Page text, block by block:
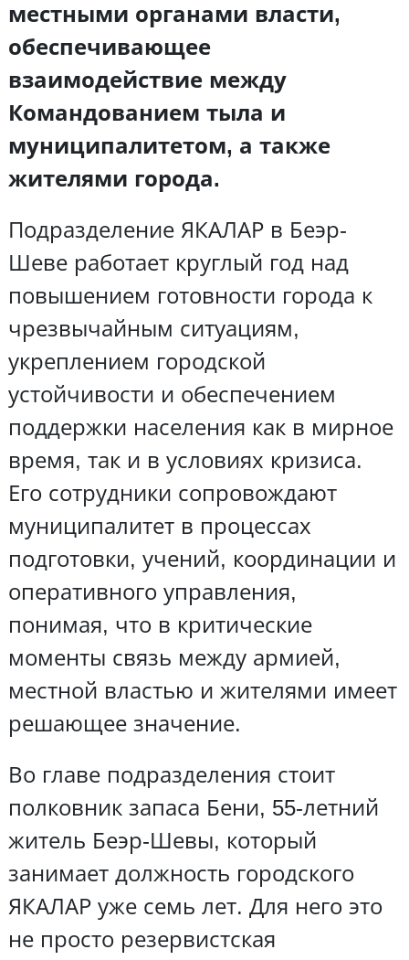
местными органами власти,
обеспечивающее
взаимодействие между
Командованием тыла и
муниципалитетом, а также
жителями города.
Подразделение ЯКАЛАР в Беэр-
Шеве работает круглый год над
повышением готовности города к
чрезвычайным ситуациям,
укреплением городской
устойчивости и обеспечением
поддержки населения как в мирное
время, так и в условиях кризиса.
Его сотрудники сопровождают
муниципалитет в процессах
подготовки, учений, координации и
оперативного управления,
понимая, что в критические
моменты связь между армией,
местной властью и жителями имеет
решающее значение.
Во главе подразделения стоит
полковник запаса Бени, 55-летний
житель Беэр-Шевы, который
занимает должность городского
ЯКАЛАР уже семь лет. Для него это
не просто резервистская